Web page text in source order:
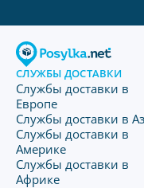
СЛУЖБЫ ДОСТАВКИ
Службы доставки в
Европе
Службы доставки в
Службы доставки в
Америке
Службы доставки в
Африке